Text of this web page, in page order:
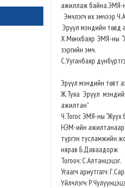
ажиллаж байна.ЭМЯ-
Эмчлэгч их эмчээр
Эрүүл мэндийн төвд
Х.Мөнхбаяр ЭМЯ-ны
зэргийн эмч.
С.Ууганбаяр
Эрүүл мэндийн төвт
Ж.Туяа Эрүүл
ажилтан”
Ч.Тогос ЭМЯ-ны “Жуух
НЭМ-ийн ажилтанаар
түргэн тусламжийн
нярав Б.Даваадорж
Тогооч: С.Алтанцэцэг.
Угаагч ариутгагч:
Үйлчлэгч: